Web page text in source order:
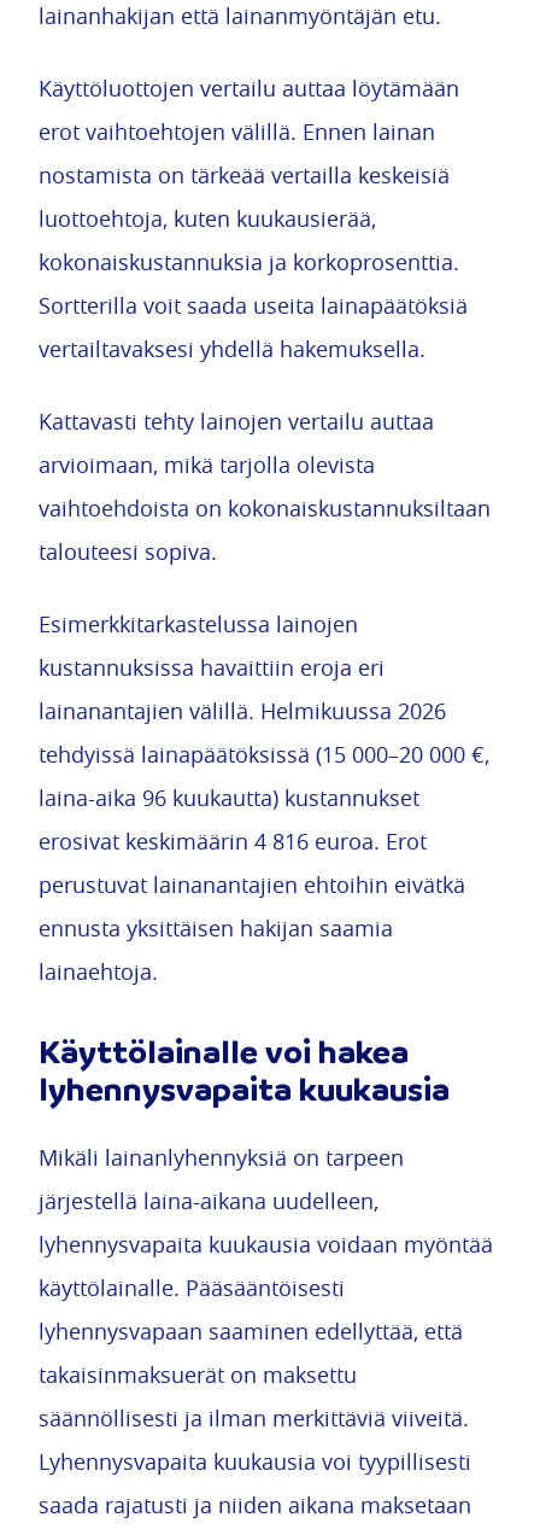
lainanhakijan että lainanmyöntäjän etu.
Käyttöluottojen vertailu auttaa löytämään
erot vaihtoehtojen välillä. Ennen lainan
nostamista on tärkeää vertailla keskeisiä
luottoehtoja, kuten kuukausierää,
kokonaiskustannuksia ja korkoprosenttia.
Sortterilla voit saada useita lainapäätöksiä
vertailtavaksesi yhdellä hakemuksella.
Kattavasti tehty lainojen vertailu auttaa
arvioimaan, mikä tarjolla olevista
vaihtoehdoista on kokonaiskustannuksiltaan
talouteesi sopiva.
Esimerkkitarkastelussa lainojen
kustannuksissa havaittiin eroja eri
lainanantajien välillä. Helmikuussa 2026
tehdyissä lainapäätöksissä (15 000–20 000 €,
laina-aika 96 kuukautta) kustannukset
erosivat keskimäärin 4 816 euroa. Erot
perustuvat lainanantajien ehtoihin eivätkä
ennusta yksittäisen hakijan saamia
lainaehtoja.
Käyttölainalle voi hakea
lyhennysvapaita kuukausia
Mikäli lainanlyhennyksiä on tarpeen
järjestellä laina-aikana uudelleen,
lyhennysvapaita kuukausia voidaan myöntää
käyttölainalle. Pääsääntöisesti
lyhennysvapaan saaminen edellyttää, että
takaisinmaksuerät on maksettu
säännöllisesti ja ilman merkittäviä viiveitä.
Lyhennysvapaita kuukausia voi tyypillisesti
saada rajatusti ja niiden aikana maksetaan